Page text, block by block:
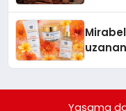
Yaşama